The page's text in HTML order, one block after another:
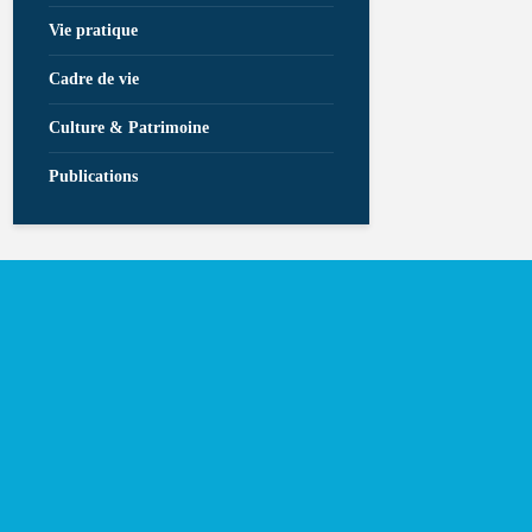
Vie pratique
Cadre de vie
Culture & Patrimoine
Publications